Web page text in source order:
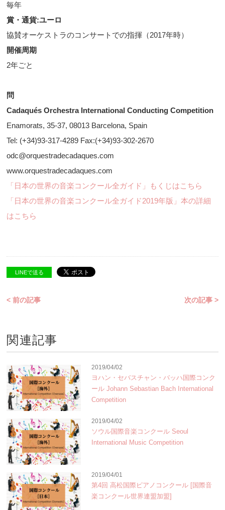
毎年
賞・通貨:ユーロ
協賛オーケストラのコンサートでの指揮（2017年時）
開催周期
2年ごと
問
Cadaqués Orchestra International Conducting Competition
Enamorats, 35-37, 08013 Barcelona, Spain
Tel: (+34)93-317-4289 Fax:(+34)93-302-2670
odc@orquestradecadaques.com
www.orquestradecadaques.com
「日本の世界の音楽コンクール全ガイド」もくじはこちら
「日本の世界の音楽コンクール全ガイド2019年版」本の詳細
はこちら
LINEで送る
< 前の記事 次の記事 >
関連記事
2019/04/02
ヨハン・セバスチャン・バッハ国際コンク
ール Johann Sebastian Bach International
Competition
2019/04/02
ソウル国際音楽コンクール Seoul
International Music Competition
2019/04/01
第4回 高松国際ピアノコンクール [国際音
楽コンクール世界連盟加盟]